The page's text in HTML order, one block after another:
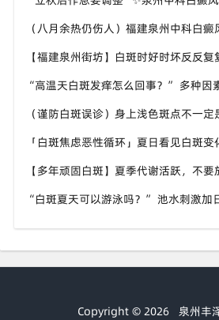
Copyright © 2026 泉州丰